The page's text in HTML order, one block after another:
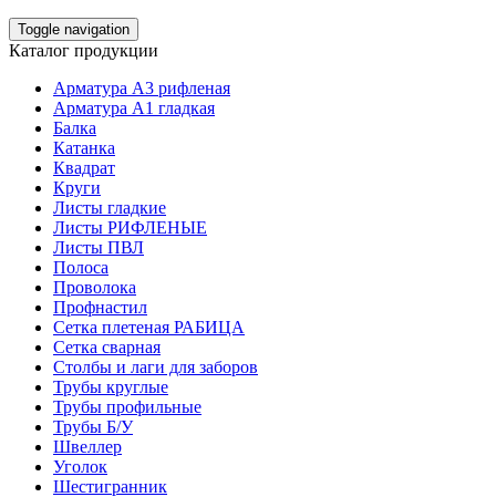
Toggle navigation
Каталог продукции
Арматура А3 рифленая
Арматура А1 гладкая
Балка
Катанка
Квадрат
Круги
Листы гладкие
Листы РИФЛЕНЫЕ
Листы ПВЛ
Полоса
Проволока
Профнастил
Сетка плетеная РАБИЦА
Сетка сварная
Столбы и лаги для заборов
Трубы круглые
Трубы профильные
Трубы Б/У
Швеллер
Уголок
Шестигранник